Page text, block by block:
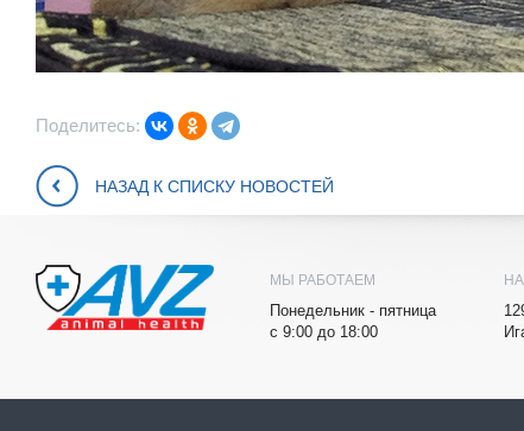
Поделитесь:
НАЗАД К СПИСКУ НОВОСТЕЙ
МЫ РАБОТАЕМ
Понедельник - пятница
с 9:00 до 18:00